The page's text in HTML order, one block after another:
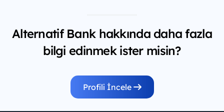
Alternatif Bank hakkında daha fazla
bilgi edinmek ister misin?
Profili İncele